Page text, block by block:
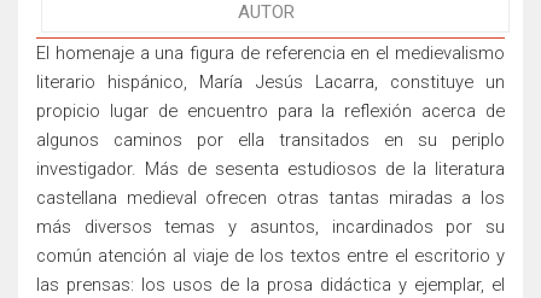
AUTOR
El homenaje a una figura de referencia en el medievalismo
literario hispánico, María Jesús Lacarra, constituye un
propicio lugar de encuentro para la reflexión acerca de
algunos caminos por ella transitados en su periplo
investigador. Más de sesenta estudiosos de la literatura
castellana medieval ofrecen otras tantas miradas a los
más diversos temas y asuntos, incardinados por su
común atención al viaje de los textos entre el escritorio y
las prensas: los usos de la prosa didáctica y ejemplar, el